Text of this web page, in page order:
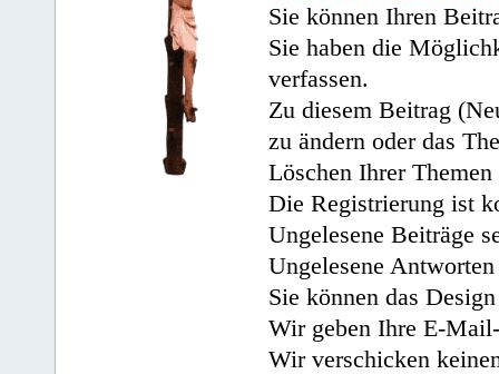
Sie können Ihren
Sie haben die
verfassen.
Zu diesem Beitrag
zu ändern oder das
Löschen Ihrer
Die Registrierung ist
Ungelesene Beiträge
Ungelesene
Sie können das
Wir geben Ihre E-
Wir verschicken